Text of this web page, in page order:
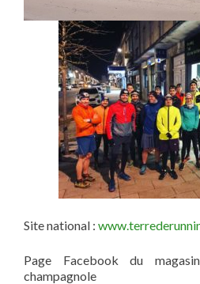
Site national :
Page Facebook du
champagnole